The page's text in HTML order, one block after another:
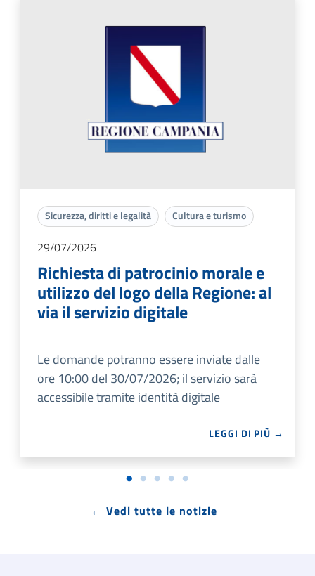
Sicurezza, diritti e legalità Cultura e turismo
29/07/2026
Richiesta di patrocinio morale e
utilizzo del logo della Regione: al
via il servizio digitale
Le domande potranno essere inviate dalle
ore 10:00 del 30/07/2026; il servizio sarà
accessibile tramite identità digitale
LEGGI DI PIÙ →
← Vedi tutte le notizie